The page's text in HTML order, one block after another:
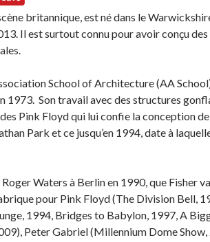
britannique, est né dans le
Il est surtout connu pour avoir conçu
School of Architecture (AA
1973. Son travail avec des structures
Pink Floyd qui lui confie la conception
Park et ce jusqu’en 1994, date à
Waters à Berlin en 1990, que Fisher
pour Pink Floyd (The Division Bell,
1994, Bridges to Babylon, 1997, A
Peter Gabriel (Millennium Dome